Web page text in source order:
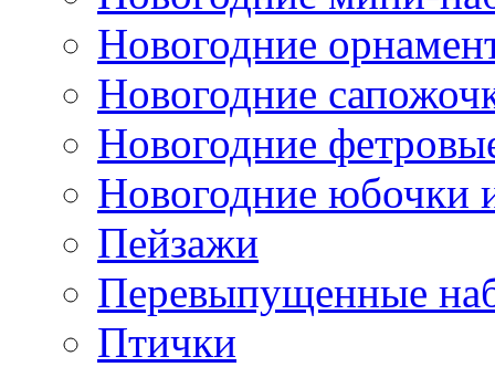
Новогодние
Новогодние
Новогодние
Новогодние юбочки
Пейзажи
Перевыпущенные
Птички